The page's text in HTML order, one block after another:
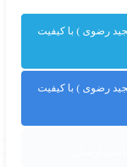
رضوی ) با کیفیت
رضوی ) با کیفیت